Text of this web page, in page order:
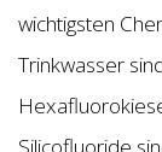
wichtigsten
Trinkwasser